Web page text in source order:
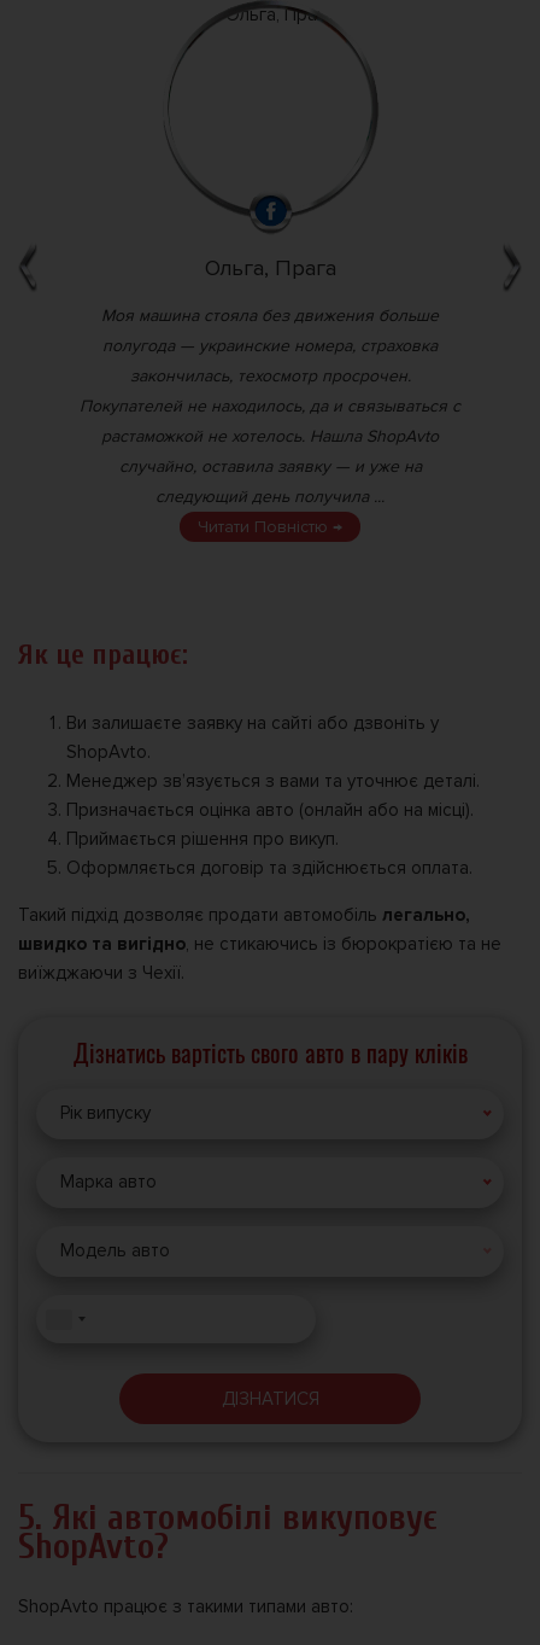
Ольга, Прага
Моя машина стояла без движения больше
полугода — украинские номера, страховка
закончилась, техосмотр просрочен.
Покупателей не находилось, да и связываться с
растаможкой не хотелось. Нашла ShopAvto
случайно, оставила заявку — и уже на
следующий день получила ...
Читати Повністю →
Як це працює:
Ви залишаєте заявку на сайті або дзвоніть у
ShopAvto.
Менеджер зв’язується з вами та уточнює деталі.
Призначається оцінка авто (онлайн або на місці).
Приймається рішення про викуп.
Оформляється договір та здійснюється оплата.
Такий підхід дозволяє продати автомобіль легально,
швидко та вигідно, не стикаючись із бюрократією та не
виїжджаючи з Чехії.
Дізнатись вартість свого авто в пару кліків
Рік випуску
Марка авто
Модель авто
ДІЗНАТИСЯ
5. Які автомобілі викуповує
ShopAvto?
ShopAvto працює з такими типами авто: